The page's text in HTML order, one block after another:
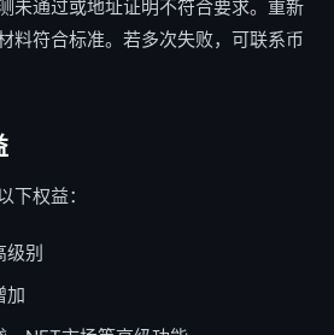
未通过或地址证明不符合要求。重新
料符合标准。若多次失败，可联系币
下权益：
级别
加